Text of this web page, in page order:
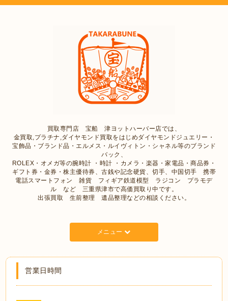
買取専門店 宝船 津ヨットハーバー店では、
金買取,プラチナ,ダイヤモンド買取をはじめダイヤモンドジュエリー・
宝飾品・ブランド品・エルメス・ルイヴィトン・シャネル等のブランド
バック、
ROLEX・オメガ等の腕時計 ・時計 ・カメラ・楽器・家電品・商品券・
ギフト券・金券・株主優待券、古銭や記念硬貨、切手、中国切手 携帯
電話スマートフォン 雑貨 フィギア鉄道模型 ラジコン プラモデ
ル など 三重県津市で高価買取り中です。
出張買取 生前整理 遺品整理などの相談ください。
メニュー
営業日時間